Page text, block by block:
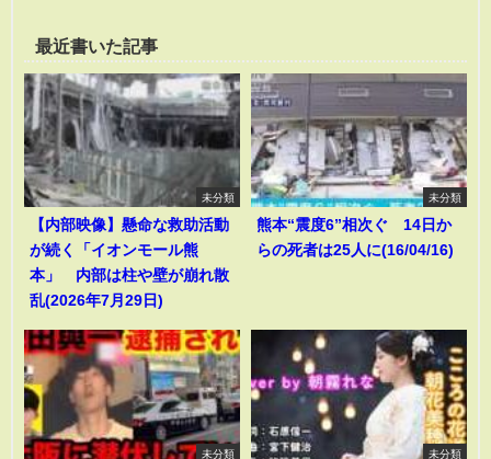
最近書いた記事
未分類
【内部映像】懸命な救助活動
が続く「イオンモール熊
本」 内部は柱や壁が崩れ散
乱(2026年7月29日)
未分類
熊本“震度6”相次ぐ 14日か
らの死者は25人に(16/04/16)
未分類 未分類